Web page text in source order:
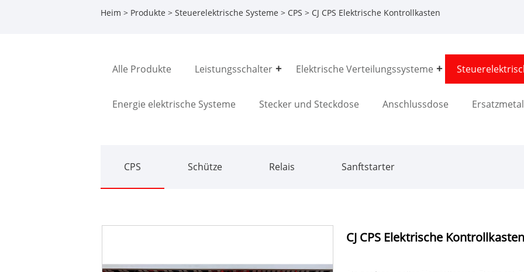
Heim > Produkte > Steuerelektrische Systeme > CPS > CJ CPS Elektrische Kontrollkasten
Alle Produkte Leistungsschalter Elektrische Verteilungssysteme
Energie elektrische Systeme Stecker und Steckdose Anschlussdose
CPS Schütze Relais Sanftstarter
CJ CPS Elektrische Kontrollkasten